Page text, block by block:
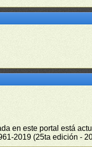
en este portal está
2019 (25ta edición -